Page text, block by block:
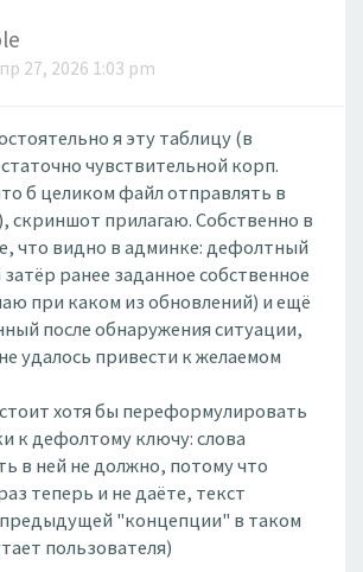
27, 2026 1:03 pm
я эту таблицу (в
чувствительной корп.
б целиком файл отправлять в
скриншот прилагаю. Собственно в
что видно в админке: дефолтный
ранее заданное собственное
при каком из обновлений) и ещё
после обнаружения ситуации,
удалось привести к желаемом
хотя бы переформулировать
к дефолтому ключу: слова
в ней не должно, потому что
теперь и не даёте, текст
"концепции" в таком
пользователя)